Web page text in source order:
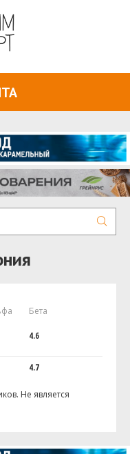
Бета
4.6
4.7
Не является